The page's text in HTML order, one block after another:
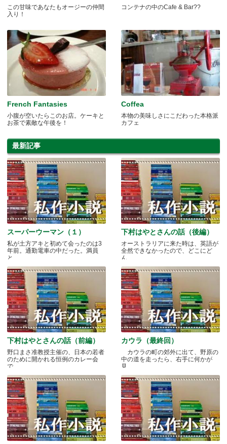
この甘味であなたもオージーの仲間
入り！
コンテナの中のCafe & Bar??
French Fantasies
小腹が空いたらこのお店。ケーキと
お茶で素敵な午後を！
Coffea
本物の美味しさにこだわった本格派
カフェ
最新記事
スーパーウーマン（１）
私が土方アキと初めて会ったのは3
年前。通勤電車の中だった。満員
と.....
下村はやとさんの話（後編）
オーストラリアに来た時は、英語が
全然できなかったので、どこにど
ん.....
下村はやとさんの話（前編）
野口まさ准教授主催の、日本の若者
のために開かれる恒例のカレー会
で.....
カウラ（最終回）
カウラの町の郊外に出て、野原の
中の道を走ったら、右手に何かが
見.....